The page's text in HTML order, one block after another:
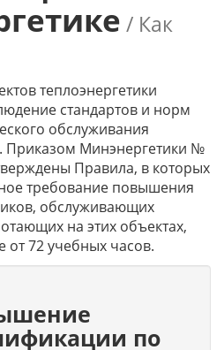
/ Как
теплоэнергетики
стандартов и норм
обслуживания
Приказом Минэнергетики №
Правила, в которых
требование повышения
обслуживающих
на этих объектах,
от 72 учебных часов.
по